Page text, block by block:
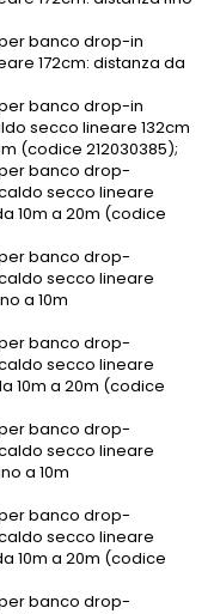
banco drop-in
172cm: distanza da
banco drop-in
secco lineare 132cm
(codice 212030385);
banco drop-
secco lineare
10m a 20m (codice
banco drop-
secco lineare
a 10m
banco drop-
secco lineare
10m a 20m (codice
banco drop-
secco lineare
a 10m
banco drop-
secco lineare
10m a 20m (codice
banco drop-